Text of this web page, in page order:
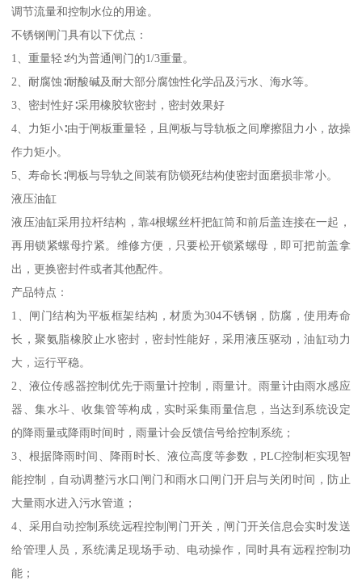
调节流量和控制水位的用途。
不锈钢闸门具有以下优点：
1、重量轻∶约为普通闸门的1/3重量。
2、耐腐蚀∶耐酸碱及耐大部分腐蚀性化学品及污水、海水等。
3、密封性好∶采用橡胶软密封，密封效果好
4、力矩小∶由于闸板重量轻，且闸板与导轨板之间摩擦阻力小，故操
作力矩小。
5、寿命长∶闸板与导轨之间装有防锁死结构使密封面磨损非常小。
液压油缸
液压油缸采用拉杆结构，靠4根螺丝杆把缸筒和前后盖连接在一起，
再用锁紧螺母拧紧。维修方便，只要松开锁紧螺母，即可把前盖拿
出，更换密封件或者其他配件。
产品特点：
1、闸门结构为平板框架结构，材质为304不锈钢，防腐，使用寿命
长，聚氨脂橡胶止水密封，密封性能好，采用液压驱动，油缸动力
大，运行平稳。
2、液位传感器控制优先于雨量计控制，雨量计。雨量计由雨水感应
器、集水斗、收集管等构成，实时采集雨量信息，当达到系统设定
的降雨量或降雨时间时，雨量计会反馈信号给控制系统；
3、根据降雨时间、降雨时长、液位高度等参数，PLC控制柜实现智
能控制，自动调整污水口闸门和雨水口闸门开启与关闭时间，防止
大量雨水进入污水管道；
4、采用自动控制系统远程控制闸门开关，闸门开关信息会实时发送
给管理人员，系统满足现场手动、电动操作，同时具有远程控制功
能；